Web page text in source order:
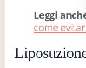
Leggi
come